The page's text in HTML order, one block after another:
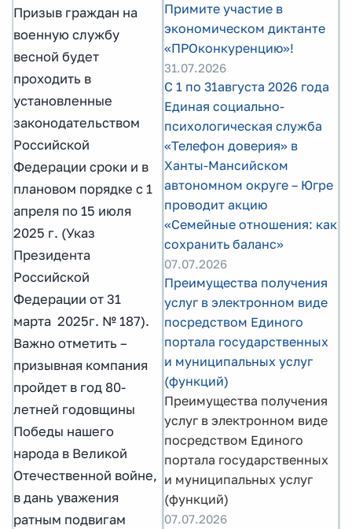
Призыв граждан на
военную службу
весной будет
проходить в
установленные
законодательством
Российской
Федерации сроки и в
плановом порядке с 1
апреля по 15 июля
2025 г. (Указ
Президента
Российской
Федерации от 31
марта 2025г. № 187).
Важно отметить –
призывная компания
пройдет в год 80-
летней годовщины
Победы нашего
народа в Великой
Отечественной войне,
в дань уважения
ратным подвигам
Примите участие в
экономическом диктанте
«ПРОконкуренцию»!
31.07.2026
С 1 по 31августа 2026 года
Единая социально-
психологическая служба
«Телефон доверия» в
Ханты-Мансийском
автономном округе – Югре
проводит акцию
«Семейные отношения: как
сохранить баланс»
07.07.2026
Преимущества получения
услуг в электронном виде
посредством Единого
портала государственных
и муниципальных услуг
(функций)
Преимущества получения
услуг в электронном виде
посредством Единого
портала государственных
и муниципальных услуг
(функций)
07.07.2026